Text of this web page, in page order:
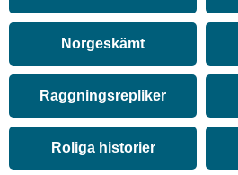
Norgeskämt
Raggningsrepliker
Roliga historier